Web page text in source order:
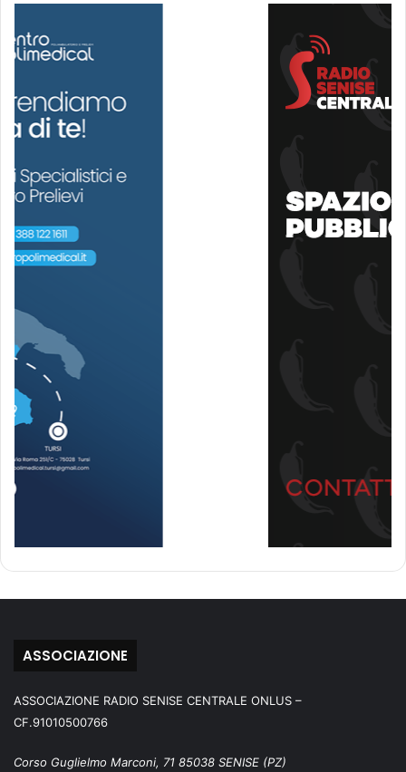
ASSOCIAZIONE
ASSOCIAZIONE RADIO SENISE CENTRALE ONLUS –
CF.91010500766
Corso Guglielmo Marconi, 71 85038 SENISE (PZ)